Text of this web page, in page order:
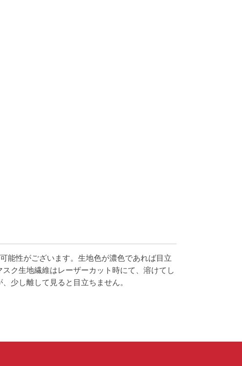
能性がございます。生地色が濃色であれば目立
ク生地繊維はレーザーカット時にて、溶けてし
少し離して見ると目立ちません。